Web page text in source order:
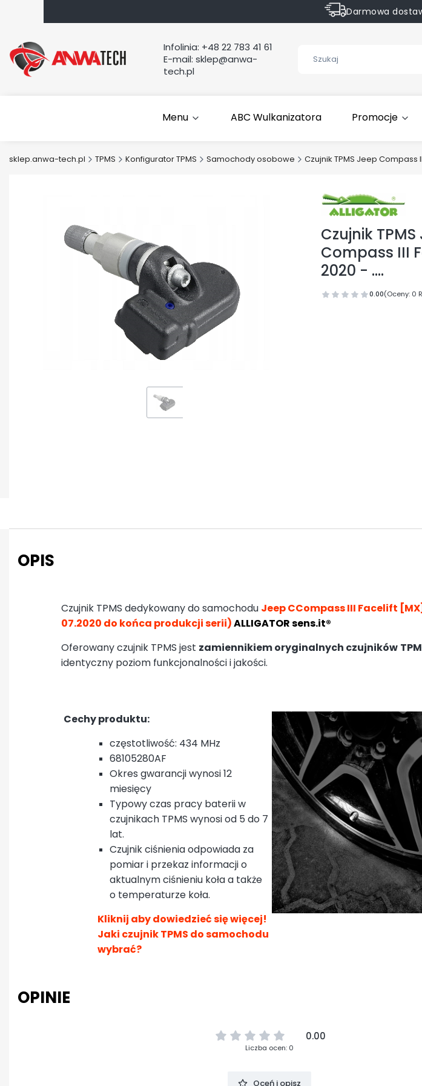
Darmowa
Infolinia: +48 22 783 41 61
E-mail: sklep@anwa-
tech.pl
Menu ABC Wulkanizatora Promocje
sklep.anwa-tech.pl TPMS Konfigurator TPMS Samochody osobowe Czujnik TPMS Jeep Compass
Czujnik
Compass III
2020 - ....
0.00(Oceny: 0
OPIS
Czujnik TPMS dedykowany do samochodu Jeep CCompass III Facelift [MX]
07.2020 do końca produkcji serii)ALLIGATOR sens.it®
Oferowany czujnik TPMS jest zamiennikiem oryginalnych czujników
identyczny poziom funkcjonalności i jakości.
Cechy produktu:
częstotliwość: 434 MHz
68105280AF
Okres gwarancji wynosi 12
miesięcy
Typowy czas pracy baterii w
czujnikach TPMS wynosi od 5 do 7
lat.
Czujnik ciśnienia odpowiada za
pomiar i przekaz informacji o
aktualnym ciśnieniu koła a także
o temperaturze koła.
Kliknij aby dowiedzieć się więcej!
Jaki czujnik TPMS do samochodu
wybrać?
OPINIE
0.00
Liczba ocen: 0
Oceń i opisz